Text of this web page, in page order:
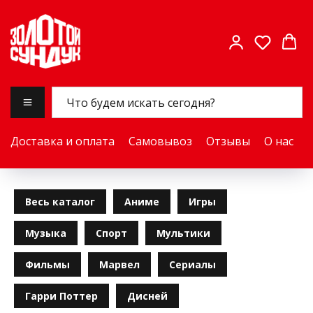
Доставка и оплата Самовывоз Отзывы О нас
Весь каталог Аниме Игры
Музыка Спорт Мультики
Фильмы Марвел Сериалы
Гарри Поттер Дисней